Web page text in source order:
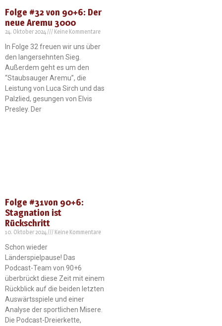
Folge #32 von 90+6: Der
neue Aremu 3000
24. Oktober 2024 Keine Kommentare
In Folge 32 freuen wir uns über
den langersehnten Sieg.
Außerdem geht es um den
“Staubsauger Aremu”, die
Leistung von Luca Sirch und das
Palzlied, gesungen von Elvis
Presley. Der
Folge #31von 90+6:
Stagnation ist
Rückschritt
10. Oktober 2024 Keine Kommentare
Schon wieder
Länderspielpause! Das
Podcast-Team von 90+6
überbrückt diese Zeit mit einem
Rückblick auf die beiden letzten
Auswärtsspiele und einer
Analyse der sportlichen Misere.
Die Podcast-Dreierkette,